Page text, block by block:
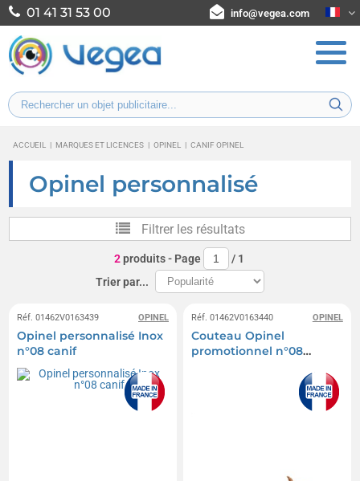
01 41 31 53 00 info@vegea.com
ACCUEIL | MARQUES ET LICENCES | OPINEL | CANIF OPINEL
Opinel personnalisé
Filtrer les résultats
2produits- Page / 1
Trier par...
OPINEL
Réf. 01462V0163439
Opinel personnalisé Inox
n°08 canif
OPINEL
Réf. 01462V0163440
Couteau Opinel
promotionnel n°08